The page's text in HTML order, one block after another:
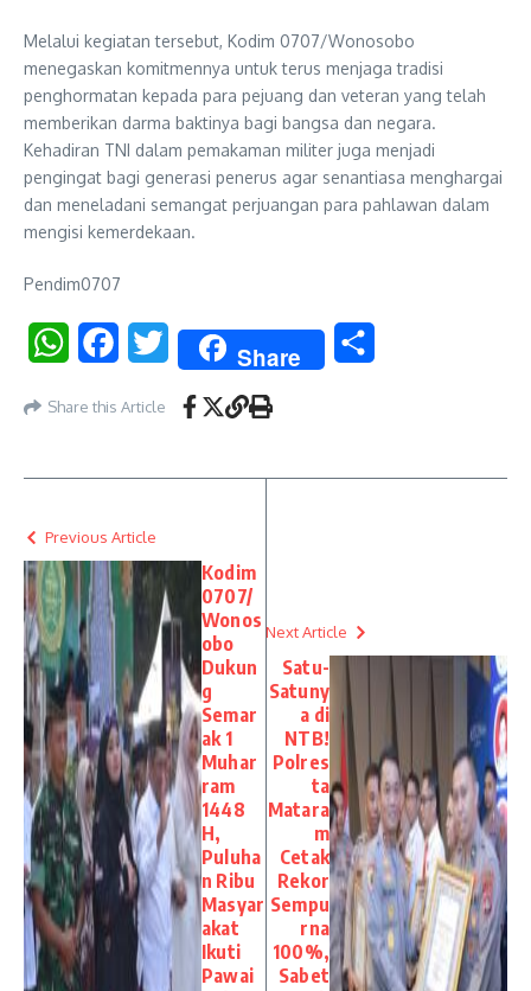
Melalui kegiatan tersebut, Kodim 0707/Wonosobo
menegaskan komitmennya untuk terus menjaga tradisi
penghormatan kepada para pejuang dan veteran yang telah
memberikan darma baktinya bagi bangsa dan negara.
Kehadiran TNI dalam pemakaman militer juga menjadi
pengingat bagi generasi penerus agar senantiasa menghargai
dan meneladani semangat perjuangan para pahlawan dalam
mengisi kemerdekaan.
Pendim0707
WhatsAppFacebookTwitter Share
Share this Article
Previous Article
Kodim
0707/
Wonos
obo
Dukun
g
Semar
ak 1
Muhar
ram
1448
H,
Puluha
n Ribu
Masyar
akat
Ikuti
Pawai
Next Article
Satu-
Satuny
a di
NTB!
Polres
ta
Matara
m
Cetak
Rekor
Sempu
rna
100%,
Sabet